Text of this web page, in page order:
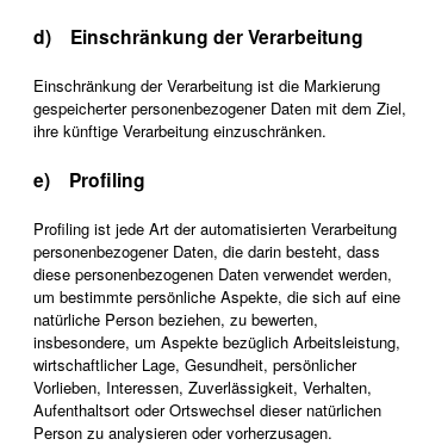
d) Einschränkung der Verarbeitung
Einschränkung der Verarbeitung ist die Markierung
gespeicherter personenbezogener Daten mit dem Ziel,
ihre künftige Verarbeitung einzuschränken.
e) Profiling
Profiling ist jede Art der automatisierten Verarbeitung
personenbezogener Daten, die darin besteht, dass
diese personenbezogenen Daten verwendet werden,
um bestimmte persönliche Aspekte, die sich auf eine
natürliche Person beziehen, zu bewerten,
insbesondere, um Aspekte bezüglich Arbeitsleistung,
wirtschaftlicher Lage, Gesundheit, persönlicher
Vorlieben, Interessen, Zuverlässigkeit, Verhalten,
Aufenthaltsort oder Ortswechsel dieser natürlichen
Person zu analysieren oder vorherzusagen.